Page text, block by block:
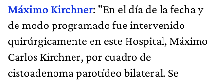
Máximo Kirchner: "En el día de la fecha y
de modo programado fue intervenido
quirúrgicamente en este Hospital, Máximo
Carlos Kirchner, por cuadro de
cistoadenoma parotídeo bilateral. Se